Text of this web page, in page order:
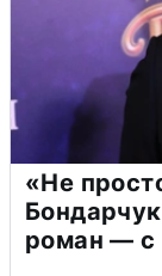
«Не
роман — с